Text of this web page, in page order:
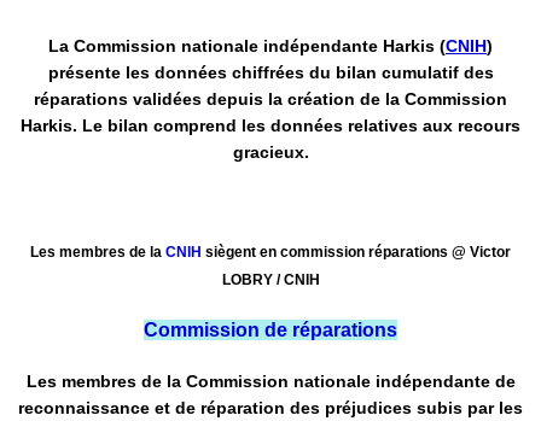
La Commission nationale indépendante Harkis (CNIH)
présente les données chiffrées du bilan cumulatif des
réparations validées depuis la création de la Commission
Harkis. Le bilan comprend les données relatives aux recours
gracieux.
Les membres de la CNIH siègent en commission réparations @ Victor
LOBRY / CNIH
Commission de réparations
Les membres de la Commission nationale indépendante de
reconnaissance et de réparation des préjudices subis par les